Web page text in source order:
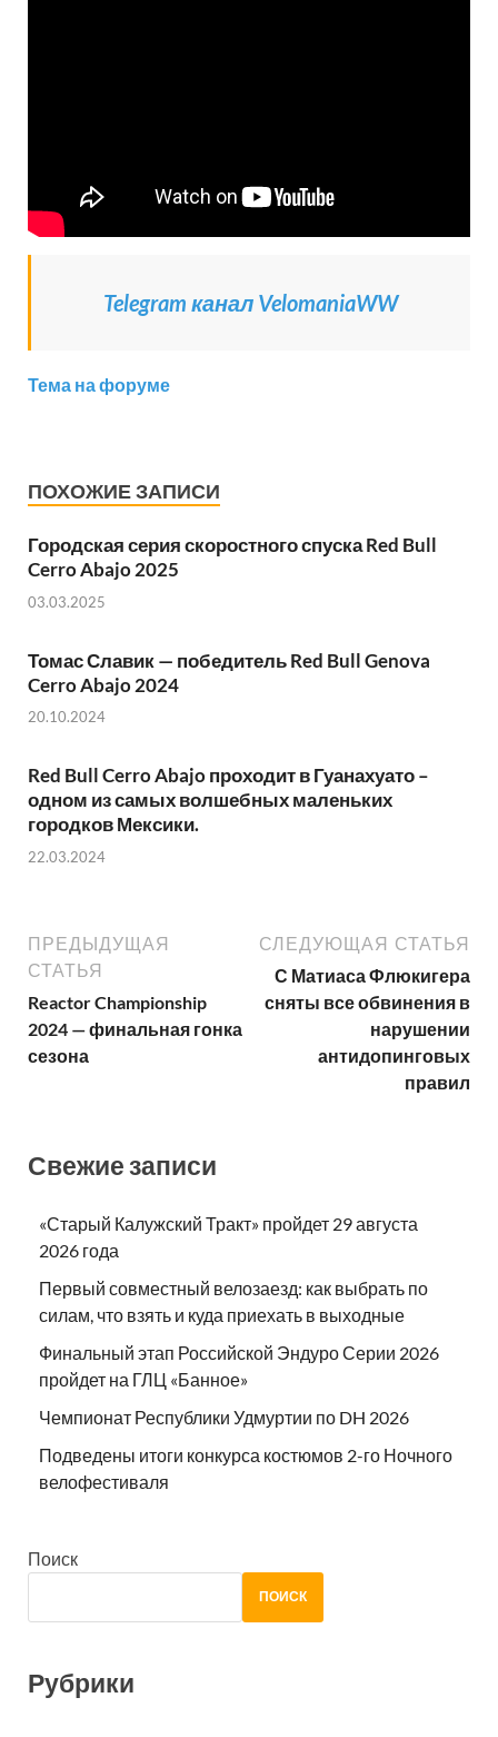
Telegram канал VelomaniaWW
Тема на форуме
ПОХОЖИЕ ЗАПИСИ
Городская серия скоростного спуска Red Bull
Cerro Abajo 2025
03.03.2025
Томас Славик — победитель Red Bull Genova
Cerro Abajo 2024
20.10.2024
Red Bull Cerro Abajo проходит в Гуанахуато –
одном из самых волшебных маленьких
городков Мексики.
22.03.2024
ПРЕДЫДУЩАЯ
СТАТЬЯ
Reactor Championship
2024 — финальная гонка
сезона
СЛЕДУЮЩАЯ СТАТЬЯ
С Матиаса Флюкигера
сняты все обвинения в
нарушении
антидопинговых
правил
Свежие записи
«Старый Калужский Тракт» пройдет 29 августа
2026 года
Первый совместный велозаезд: как выбрать по
силам, что взять и куда приехать в выходные
Финальный этап Российской Эндуро Серии 2026
пройдет на ГЛЦ «Банное»
Чемпионат Республики Удмуртии по DH 2026
Подведены итоги конкурса костюмов 2-го Ночного
велофестиваля
Поиск
ПОИСК
Рубрики